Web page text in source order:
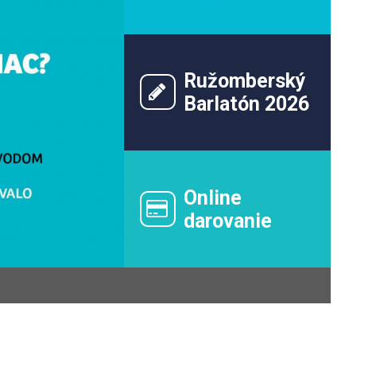
Ružomberský
Barlatón 2026
Online
darovanie